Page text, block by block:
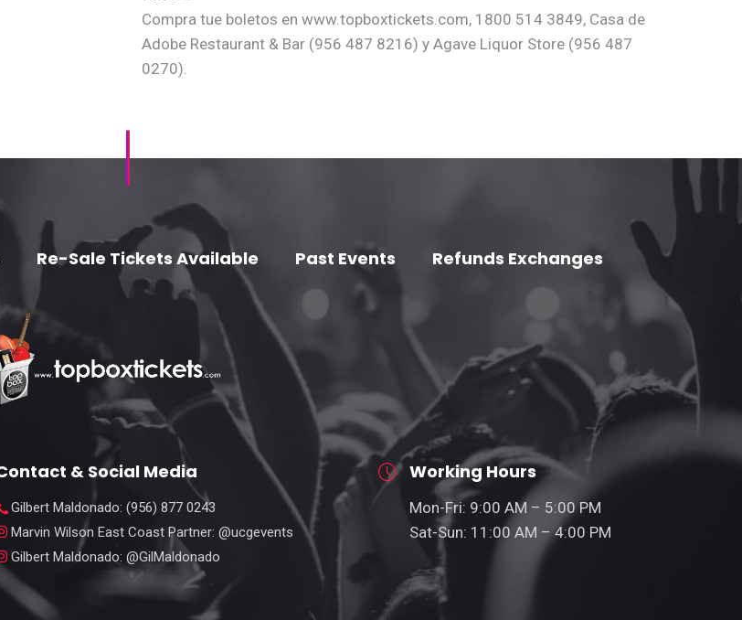
Compra tue boletos en www.topboxtickets.com, 1800 514 3849, Casa de
Adobe Restaurant & Bar (956 487 8216) y Agave Liquor Store (956 487
0270).
Re-Sale Tickets Available Past Events Refunds Exchanges
& Social Media
Gilbert Maldonado: (956) 877 0243
Marvin Wilson East Coast Partner: @ucgevents
Gilbert Maldonado: @GilMaldonado
Working Hours
Mon-Fri: 9:00 AM – 5:00 PM
Sat-Sun: 11:00 AM – 4:00 PM